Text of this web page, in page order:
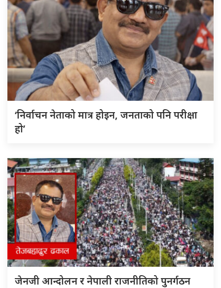
‘निर्वाचन नेताको मात्र होइन, जनताको पनि परीक्षा
हो’
जेनजी आन्दोलन र नेपाली राजनीतिको पुनर्गठन